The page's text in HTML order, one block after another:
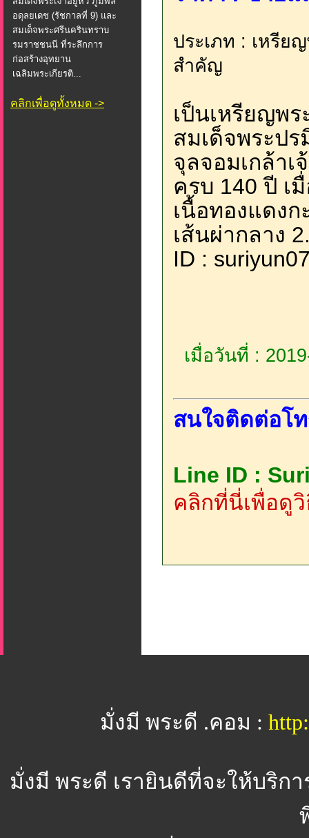
อดุลยเดช (รัชกาลที่ 9) และ
สมเด็จพระศรีนครินทราบ
รมราชชนนี ที่ระลึกการ
ก่อสร้างอุทยาน
เฉลิมพระเกียรติ...
คลิกเพื่อดูทั้งหมด ->
ประเภท : เหรีย
สำคัญ
เป็นเหรียญพ
สมเด็จพระป
จุลจอมเกล้า
ครบ 140 ปี เ
เนื้อทองแดง
เส้นผ่ากลาง
ID :
เมื่อวันที่ :
สนใจติดต่อโ
Line ID :
คลิกที่นี่เพื่อดูวิ
มั่งมี พระดี .คอม :
มั่งมี พระดี เรายินดีที่จะให้บริก